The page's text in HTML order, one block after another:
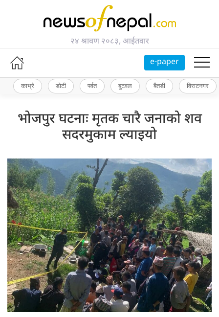
२४ श्रावण २०८३, आईतवार
e-paper
काभ्रे डोटी पर्वत बुटवल बैतडी विराटनगर
भोजपुर घटनाः मृतक चारै जनाको शव
सदरमुकाम ल्याइयो